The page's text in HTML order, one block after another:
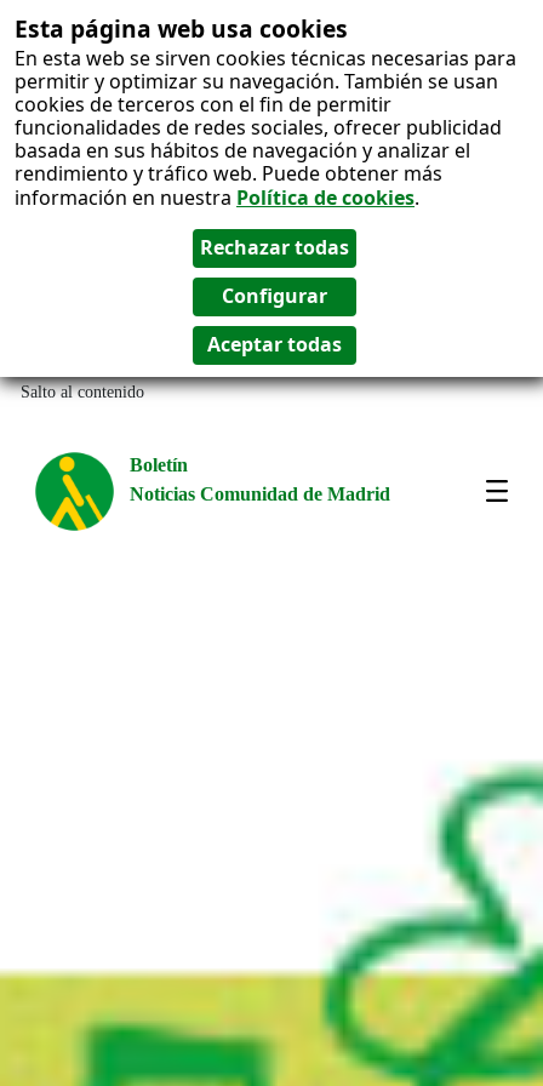
Esta página web usa cookies
En esta web se sirven cookies técnicas necesarias para
permitir y optimizar su navegación. También se usan
cookies de terceros con el fin de permitir
funcionalidades de redes sociales, ofrecer publicidad
basada en sus hábitos de navegación y analizar el
rendimiento y tráfico web. Puede obtener más
información en nuestra Política de cookies.
Salto al contenido
Boletín
Noticias Comunidad de Madrid